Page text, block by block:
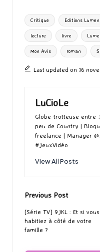
o
o
k
d
o
n
l
ta
g
er
Tags:
Critique Editions Lumen
lecture livre
Mon Avis roman
Last updated on 16
LuCioLe
Globe-trotteuse entre
peu de Country |
freelance | Manager
#JeuxVidéo
View All Posts
Post
navigation
Previous Post
[Série TV] 9JKL : Et si vous
habitiez à côté de votre
famille ?